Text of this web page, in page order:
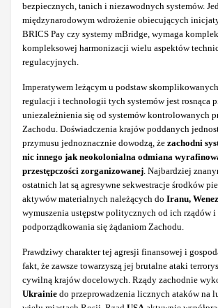
bezpiecznych, tanich i niezawodnych systemów.
międzynarodowym wdrożenie obiecujących
BRICS Pay czy systemy mBridge, wymaga
kompleksowej harmonizacji wielu aspektów
regulacyjnych.
Imperatywem leżącym u podstaw
regulacji i technologii tych systemów jest rosnąca
uniezależnienia się od systemów kontrolowanych
Zachodu. Doświadczenia krajów poddanych
przymusu jednoznacznie dowodzą, że zachodni
nic innego jak neokolonialna odmiana
przestępczości zorganizowanej. Najbardziej
ostatnich lat są agresywne sekwestracje środków
aktywów materialnych należących do Iranu,
wymuszenia ustępstw politycznych od ich rządów i
podporządkowania się żądaniom Zachodu.
Prawdziwy charakter tej agresji finansowej i
fakt, że zawsze towarzyszą jej brutalne ataki
cywilną krajów docelowych. Rządy zachodnie
Ukrainie do przeprowadzenia licznych ataków na